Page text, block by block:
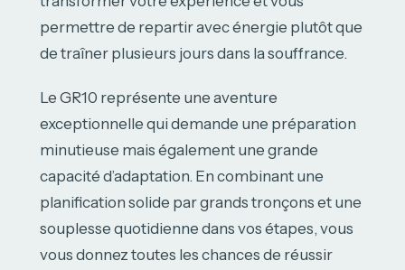
permettre de repartir avec énergie plutôt que
de traîner plusieurs jours dans la souffrance.
Le GR10 représente une aventure
exceptionnelle qui demande une préparation
minutieuse mais également une grande
capacité d’adaptation. En combinant une
planification solide par grands tronçons et une
souplesse quotidienne dans vos étapes, vous
vous donnez toutes les chances de réussir